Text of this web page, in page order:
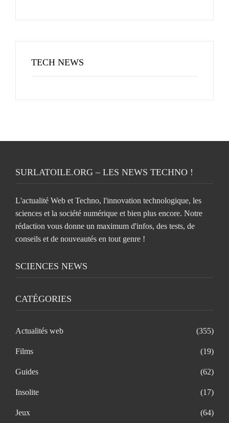
TECH NEWS
SURLATOILE.ORG – LES NEWS TECHNO !
L'actualité Web et Techno, l'innovation technologique, les
sciences et la société numérique et bien plus encore. Notre
rédaction vous donne un maximum d'infos, des tests, de
conseils et de nouveautés en tout genre !
SCIENCES NEWS
CATÉGORIES
Actualités web (355)
Films (19)
Guides (62)
Insolite (17)
Jeux (64)